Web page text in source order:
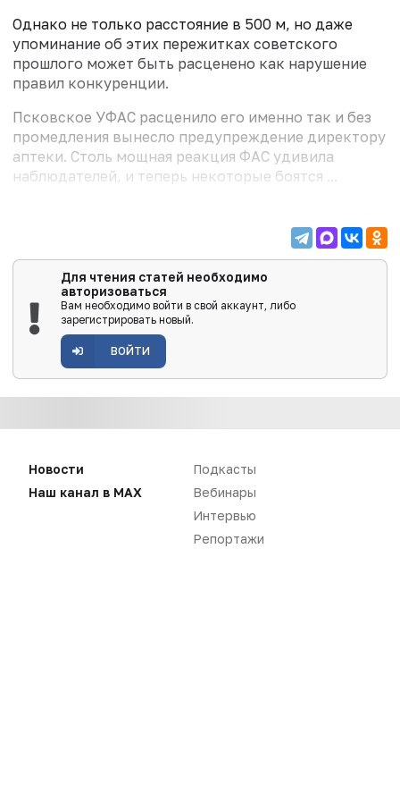
Однако не только расстояние в 500 м, но даже
упоминание об этих пережитках советского
прошлого может быть расценено как нарушение
правил конкуренции.
Псковское УФАС расценило его именно так и без
промедления вынесло предупреждение директору
аптеки. Столь мощная реакция ФАС удивила
наблюдателей, и теперь некоторые боятся ...
Для чтения статей необходимо
авторизоваться
Вам необходимо войти в свой аккаунт, либо
зарегистрировать новый.
ВОЙТИ
Новости
Наш канал в MAX
Подкасты
Вебинары
Интервью
Репортажи